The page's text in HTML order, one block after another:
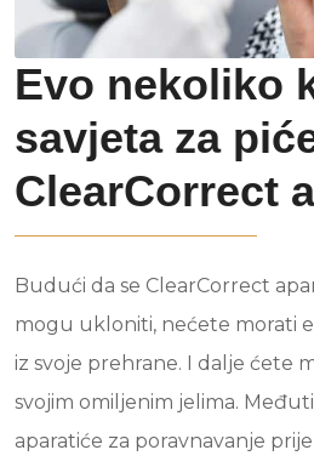
Evo nekoliko
savjeta za
ClearCorrect
Budući da se ClearCorrect
mogu ukloniti, nećete morati
iz svoje prehrane. I dalje ćete
svojim omiljenim jelima.
aparatiće za poravnavanje